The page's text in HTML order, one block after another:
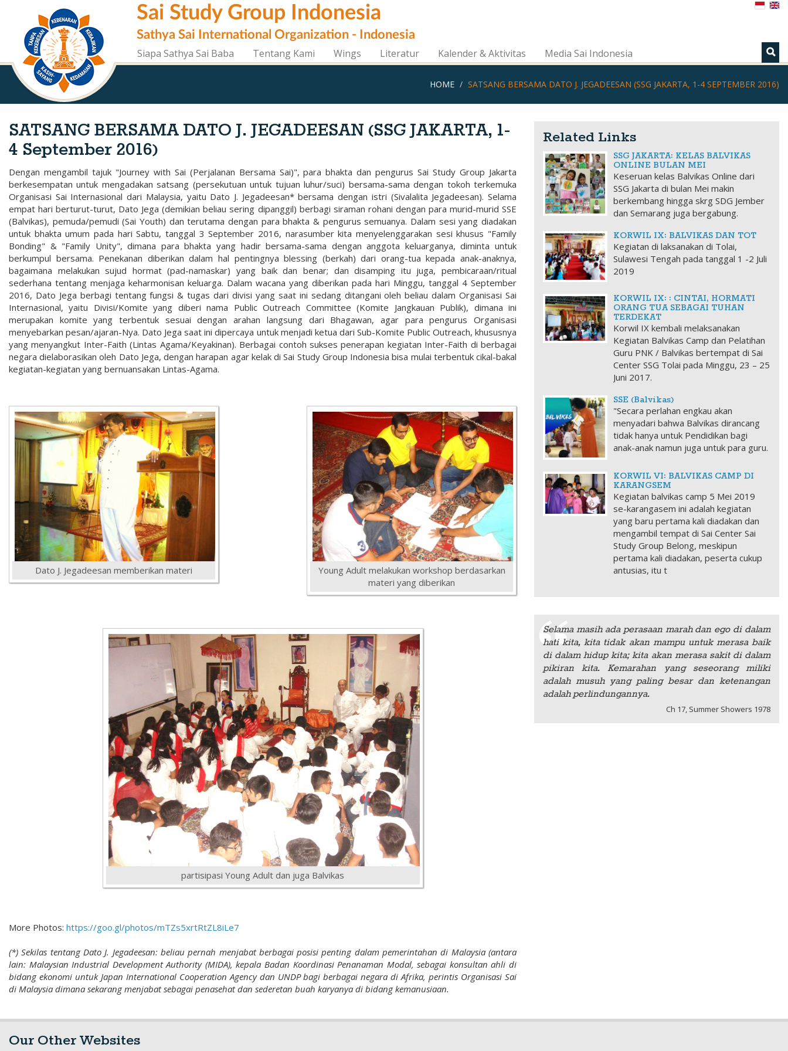
content
Sai Study Group Indonesia
Sathya Sai International Organization - Indonesia
Siapa Sathya Sai Baba
Tentang Kami Wings Literatur Kalender & Aktivitas Media Sai Indonesia
HOME SATSANG BERSAMA DATO J. JEGADEESAN (SSG JAKARTA, 1-4 SEPTEMBER 2016)
SATSANG BERSAMA DATO J. JEGADEESAN (SSG JAKARTA, 1-
4 September 2016)
Dengan mengambil tajuk "Journey with Sai (Perjalanan Bersama Sai)", para bhakta dan pengurus Sai Study Group Jakarta
berkesempatan untuk mengadakan satsang (persekutuan untuk tujuan luhur/suci) bersama-sama dengan tokoh terkemuka
Organisasi Sai Internasional dari Malaysia, yaitu Dato J. Jegadeesan* bersama dengan istri (Sivalalita Jegadeesan). Selama
empat hari berturut-turut, Dato Jega (demikian beliau sering dipanggil) berbagi siraman rohani dengan para murid-murid SSE
(Balvikas), pemuda/pemudi (Sai Youth) dan terutama dengan para bhakta & pengurus semuanya. Dalam sesi yang diadakan
untuk bhakta umum pada hari Sabtu, tanggal 3 September 2016, narasumber kita menyelenggarakan sesi khusus "Family
Bonding" & "Family Unity", dimana para bhakta yang hadir bersama-sama dengan anggota keluarganya, diminta untuk
berkumpul bersama. Penekanan diberikan dalam hal pentingnya blessing (berkah) dari orang-tua kepada anak-anaknya,
bagaimana melakukan sujud hormat (pad-namaskar) yang baik dan benar; dan disamping itu juga, pembicaraan/ritual
sederhana tentang menjaga keharmonisan keluarga. Dalam wacana yang diberikan pada hari Minggu, tanggal 4 September
2016, Dato Jega berbagi tentang fungsi & tugas dari divisi yang saat ini sedang ditangani oleh beliau dalam Organisasi Sai
Internasional, yaitu Divisi/Komite yang diberi nama Public Outreach Committee (Komite Jangkauan Publik), dimana ini
merupakan komite yang terbentuk sesuai dengan arahan langsung dari Bhagawan, agar para pengurus Organisasi
menyebarkan pesan/ajaran-Nya. Dato Jega saat ini dipercaya untuk menjadi ketua dari Sub-Komite Public Outreach, khususnya
yang menyangkut Inter-Faith (Lintas Agama/Keyakinan). Berbagai contoh sukses penerapan kegiatan Inter-Faith di berbagai
negara dielaborasikan oleh Dato Jega, dengan harapan agar kelak di Sai Study Group Indonesia bisa mulai terbentuk cikal-bakal
kegiatan-kegiatan yang bernuansakan Lintas-Agama.
Dato J. Jegadeesan memberikan materi
Young Adult melakukan workshop berdasarkan
materi yang diberikan
partisipasi Young Adult dan juga Balvikas
More Photos: https://goo.gl/photos/mTZs5xrtRtZL8iLe7
(*) Sekilas tentang Dato J. Jegadeesan: beliau pernah menjabat berbagai posisi penting dalam pemerintahan di Malaysia (antara
lain: Malaysian Industrial Development Authority (MIDA), kepala Badan Koordinasi Penanaman Modal, sebagai konsultan ahli di
bidang ekonomi untuk Japan International Cooperation Agency dan UNDP bagi berbagai negara di Afrika, perintis Organisasi Sai
di Malaysia dimana sekarang menjabat sebagai penasehat dan sederetan buah karyanya di bidang kemanusiaan.
Related Links
SSG JAKARTA: KELAS BALVIKAS
ONLINE BULAN MEI
Keseruan kelas Balvikas Online dari
SSG Jakarta di bulan Mei makin
berkembang hingga skrg SDG Jember
dan Semarang juga bergabung.
KORWIL IX: BALVIKAS DAN TOT
Kegiatan di laksanakan di Tolai,
Sulawesi Tengah pada tanggal 1 -2 Juli
2019
KORWIL IX: : CINTAI, HORMATI
ORANG TUA SEBAGAI TUHAN
TERDEKAT
Korwil IX kembali melaksanakan
Kegiatan Balvikas Camp dan Pelatihan
Guru PNK / Balvikas bertempat di Sai
Center SSG Tolai pada Minggu, 23 – 25
Juni 2017.
SSE (Balvikas)
"Secara perlahan engkau akan
menyadari bahwa Balvikas dirancang
tidak hanya untuk Pendidikan bagi
anak-anak namun juga untuk para guru.
KORWIL VI: BALVIKAS CAMP DI
KARANGSEM
Kegiatan balvikas camp 5 Mei 2019
se-karangasem ini adalah kegiatan
yang baru pertama kali diadakan dan
mengambil tempat di Sai Center Sai
Study Group Belong, meskipun
pertama kali diadakan, peserta cukup
antusias, itu t
Selama masih ada perasaan marah dan ego di dalam
hati kita, kita tidak akan mampu untuk merasa baik
di dalam hidup kita; kita akan merasa sakit di dalam
pikiran kita. Kemarahan yang seseorang miliki
adalah musuh yang paling besar dan ketenangan
adalah perlindungannya.
Ch 17, Summer Showers 1978
Our Other Websites